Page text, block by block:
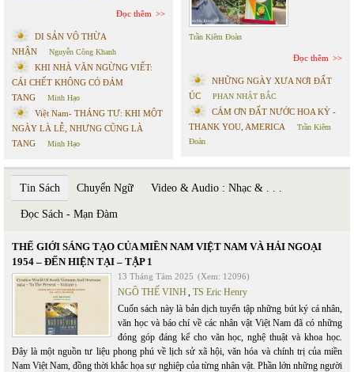
Đọc thêm
DI SẢN VÔ THỪA
NHẬN
Nguyễn Công Khanh
KHI NHÀ VĂN NGỪNG VIẾT:
CÁI CHẾT KHÔNG CÓ ĐÁM
TANG
Minh Hạo
Việt Nam- THÁNG TƯ: KHI MỘT
NGÀY LÀ LỄ, NHƯNG CŨNG LÀ
TANG
Minh Hạo
Trần Kiêm Đoàn
Đọc thêm
NHỮNG NGÀY XƯA NƠI ĐẤT
ÚC
PHAN NHẬT BẮC
CÁM ƠN ĐẤT NƯỚC HOA KỲ -
THANK YOU, AMERICA
Trần Kiêm
Đoàn
Tin Sách Chuyển Ngữ Video & Audio : Nhạc & . . .
Đọc Sách - Mạn Đàm
THẾ GIỚI SÁNG TẠO CỦA MIỀN NAM VIỆT NAM VÀ HẢI NGOẠI
1954 – ĐẾN HIỆN TẠI – TẬP 1
13 Tháng Tám 2025 (Xem: 12096)
NGÔ THẾ VINH TS Eric Henry
Cuốn sách này là bản dịch tuyển tập những bút ký cá nhân,
văn học và báo chí về các nhân vật Việt Nam đã có những
đóng góp đáng kể cho văn học, nghệ thuật và khoa học.
Đây là một nguồn tư liệu phong phú về lịch sử xã hội, văn hóa và chính trị của miền
Nam Việt Nam, đồng thời khắc họa sự nghiệp của từng nhân vật. Phần lớn những người